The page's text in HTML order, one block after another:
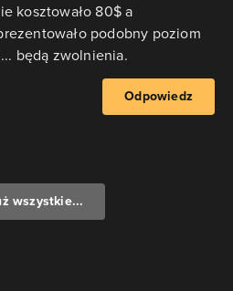
kosztowało 80$ a
podobny poziom
będą zwolnienia.
Odpowiedz
wszystkie...